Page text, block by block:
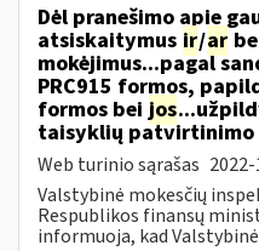
Dėl pranešimo apie
atsiskaitymus ir/ar
mokėjimus...pagal
PRC915 formos,
formos bei jos
taisyklių patvirtinimo
Web turinio sąrašas
Valstybinė mokesčių
Respublikos finansų
informuoja, kad